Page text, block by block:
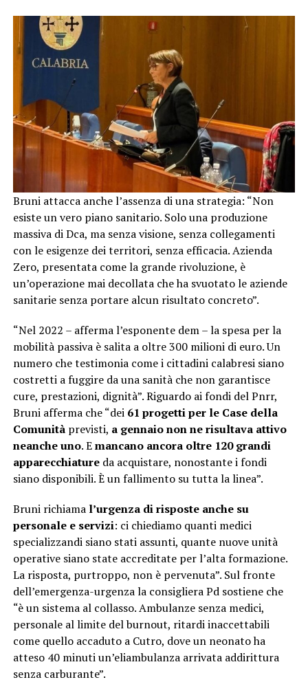
Bruni attacca anche l’assenza di una strategia: “Non
esiste un vero piano sanitario. Solo una produzione
massiva di Dca, ma senza visione, senza collegamenti
con le esigenze dei territori, senza efficacia. Azienda
Zero, presentata come la grande rivoluzione, è
un’operazione mai decollata che ha svuotato le aziende
sanitarie senza portare alcun risultato concreto”.
“Nel 2022 – afferma l’esponente dem – la spesa per la
mobilità passiva è salita a oltre 300 milioni di euro. Un
numero che testimonia come i cittadini calabresi siano
costretti a fuggire da una sanità che non garantisce
cure, prestazioni, dignità”. Riguardo ai fondi del Pnrr,
Bruni afferma che “dei 61 progetti per le Case della
Comunitàprevisti, a gennaio non ne risultava attivo
neanche uno. Emancano ancora oltre 120 grandi
apparecchiatureda acquistare, nonostante i fondi
siano disponibili. È un fallimento su tutta la linea”.
Bruni richiama l’urgenza di risposte anche su
personale e servizi: ci chiediamo quanti medici
specializzandi siano stati assunti, quante nuove unità
operative siano state accreditate per l’alta formazione.
La risposta, purtroppo, non è pervenuta”. Sul fronte
dell’emergenza-urgenza la consigliera Pd sostiene che
“è un sistema al collasso. Ambulanze senza medici,
personale al limite del burnout, ritardi inaccettabili
come quello accaduto a Cutro, dove un neonato ha
atteso 40 minuti un’eliambulanza arrivata addirittura
senza carburante”.